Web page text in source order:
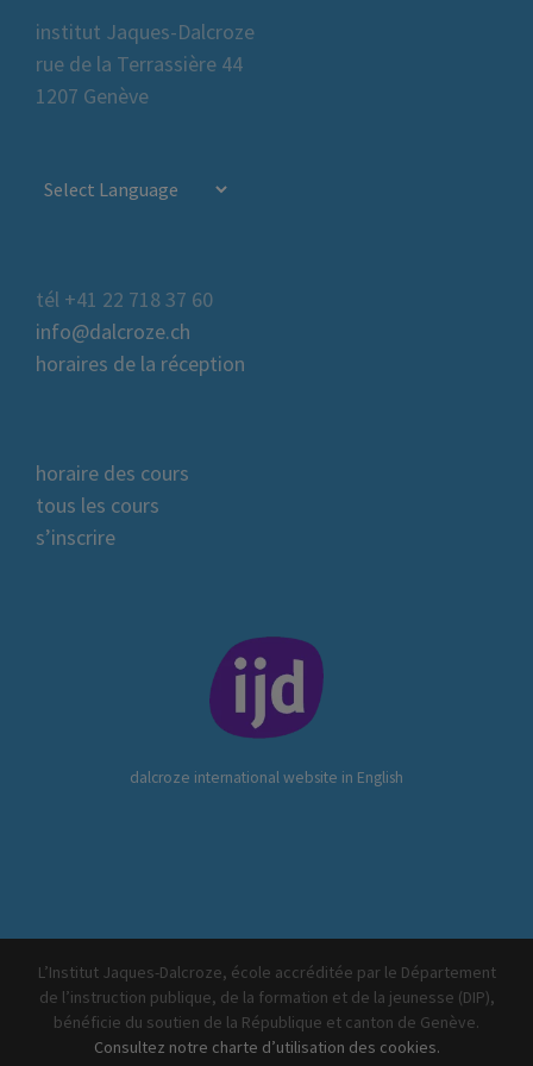
institut Jaques-Dalcroze
rue de la Terrassière 44
1207 Genève
tél +41 22 718 37 60
info@dalcroze.ch
horaires de la réception
horaire des cours
tous les cours
s’inscrire
dalcroze international website in English
L’Institut Jaques-Dalcroze, école accréditée par le Département
de l’instruction publique, de la formation et de la jeunesse (DIP),
bénéficie du soutien de la République et canton de Genève.
Consultez notre charte d’utilisation des cookies.